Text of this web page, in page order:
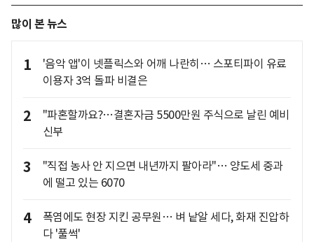
많이 본 뉴스
1
'음악 앱'이 넷플릭스와 어깨 나란히… 스포티파이 유료
이용자 3억 돌파 비결은
2
"파혼할까요?…결혼자금 5500만원 주식으로 날린 예비
신부
3
"직접 농사 안 지으면 내년까지 팔아라"… 양도세 중과
에 떨고 있는 6070
4
폭염에도 현장 지킨 공무원… 벼 낱알 세다, 화재 진압하
다 '풀썩'